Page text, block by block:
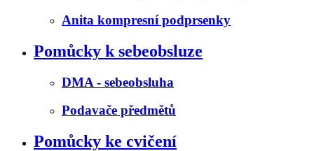
Anita kompresní podprsenky
Pomůcky k sebeobsluze
DMA - sebeobsluha
Podavače předmětů
Pomůcky ke cvičení